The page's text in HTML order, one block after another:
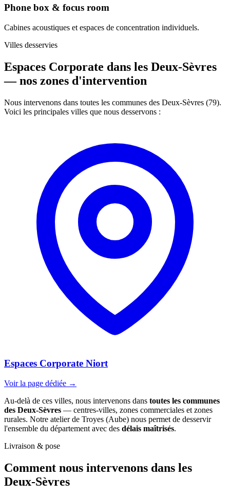
Phone box & focus room
Cabines acoustiques et espaces de concentration individuels.
Villes desservies
Espaces Corporate dans les Deux-Sèvres
—nos zones d'intervention
Nous intervenons dans toutes les communes des Deux-Sèvres (79).
Voici les principales villes que nous desservons :
Espaces Corporate Niort
Voir la page dédiée →
Au-delà de ces villes, nous intervenons dans toutes les communes
des Deux-Sèvres — centres-villes, zones commerciales et zones
rurales. Notre atelier de Troyes (Aube) nous permet de desservir
l'ensemble du département avec des délais maîtrisés.
Livraison & pose
Comment nous intervenons dans les
Deux-Sèvres